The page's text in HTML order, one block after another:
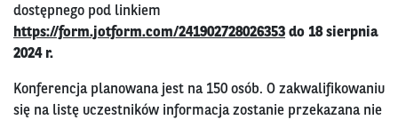
dostępnego pod linkiem
https://form.jotform.com/241902728026353 do 18 sierpnia
2024 r.
Konferencja planowana jest na 150 osób. O zakwalifikowaniu
się na listę uczestników informacja zostanie przekazana nie